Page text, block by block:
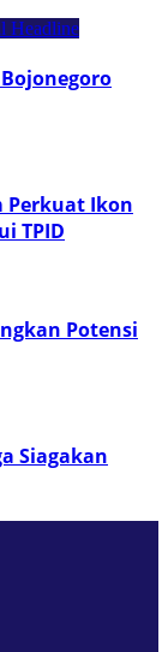
Headline
Perkuat Ikon
TPID
Potensi
Siagakan